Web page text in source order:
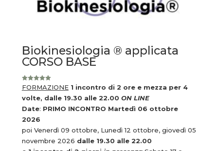
Biokinesiologia ® applicata
CORSO BASE
Valutato
5.00
su 5
FORMAZIONE 1 incontro di 2 ore e mezza per 4
volte, dalle 19.30 alle 22.00 ON LINE
Date: PRIMO INCONTRO Martedì 06 ottobre
2026
poi Venerdì 09 ottobre, Lunedì 12 ottobre, giovedì 05
novembre 2026 dalle 19.30 alle 22.00